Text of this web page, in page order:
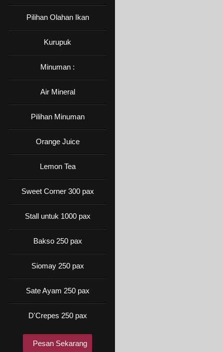
Pilihan Olahan Ikan
Kurupuk
Minuman :
Air Mineral
Pilihan Minuman
Orange Juice
Lemon Tea
Sweet Corner 300 pax
Stall untuk 1000 pax
Bakso 250 pax
Siomay 250 pax
Sate Ayam 250 pax
D'Crepes 250 pax
Pesan Sekarang